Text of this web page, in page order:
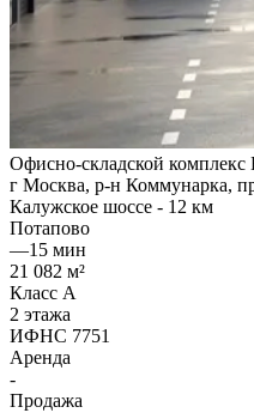
Офисно-складской комплекс
г Москва, р-н Коммунарка,
Калужское шоссе - 12 км
Потапово
—15 мин
21 082 м²
Класс A
2 этажа
ИФНС 7751
Аренда
-
Продажа